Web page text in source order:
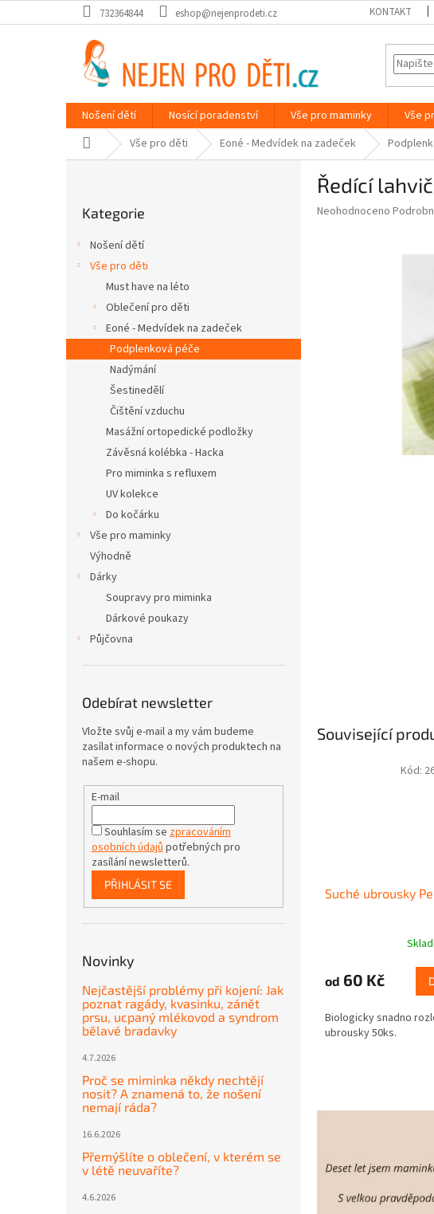
na
732364844 eshop@nejenprodeti.cz KONTAKT
Nošení dětí Nosící poradenství Vše pro maminky Vše
Domů Vše pro děti Eoné - Medvídek na zadeček
a
n
kategorie
Kategorie
Nošení dětí
Vše pro děti
Must have na léto
Oblečení pro děti
Eoné - Medvídek na zadeček
Podplenková péče
Nadýmání
Šestinedělí
Čištění vzduchu
Masážní ortopedické podložky
Závěsná kolébka - Hacka
Pro miminka s refluxem
UV kolekce
Do kočárku
Vše pro maminky
Výhodně
Dárky
Soupravy pro miminka
Dárkové poukazy
Půjčovna
Odebírat newsletter
Vložte svůj e-mail a my vám budeme
zasílat informace o nových produktech na
našem e-shopu.
E-mail
Souhlasím se zpracováním
osobních údajů potřebných pro
zasílání newsletterů.
PŘIHLÁSIT SE
Novinky
Nejčastější problémy při kojení: Jak
poznat ragády, kvasinku, zánět
prsu, ucpaný mlékovod a syndrom
bělavé bradavky
4.7.2026
Proč se miminka někdy nechtějí
nosit? A znamená to, že nošení
nemají ráda?
16.6.2026
Přemýšlíte o oblečení, v kterém se
v létě neuvaříte?
4.6.2026
Ředící
Průměrné
Neohodnoceno
Související
Suché ubrousky
od 60 Kč
Biologicky snadno
ubrousky 50ks.
Kód: